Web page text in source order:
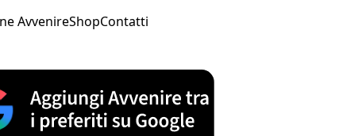
AvvenireShopContatti